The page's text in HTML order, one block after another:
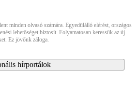
minden olvasó számára. Egyedülálló elérést, országos
lehetőséget biztosít. Folyamatosan keressük az új
Ez jövőnk záloga.
hírportálok